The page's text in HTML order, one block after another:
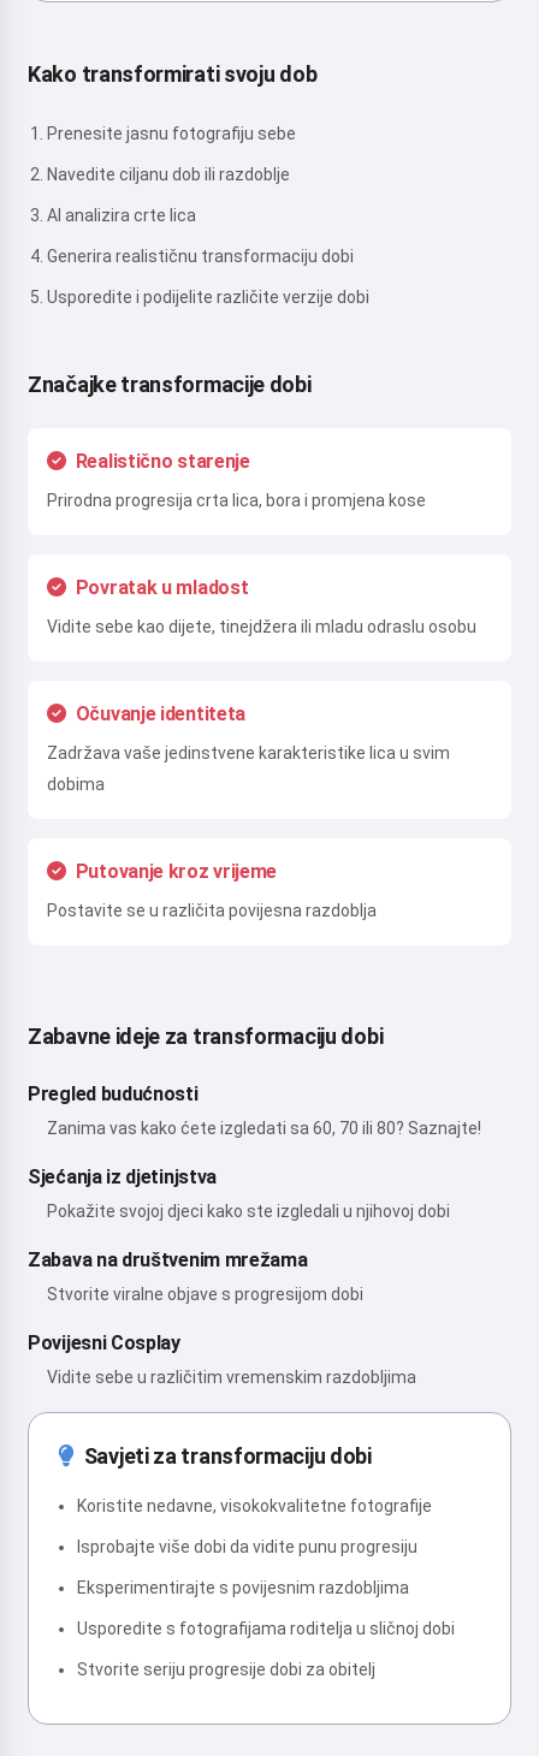
Kako transformirati svoju dob
Prenesite jasnu fotografiju sebe
Navedite ciljanu dob ili razdoblje
AI analizira crte lica
Generira realističnu transformaciju dobi
Usporedite i podijelite različite verzije dobi
Značajke transformacije dobi
Realistično starenje
Prirodna progresija crta lica, bora i promjena kose
Povratak u mladost
Vidite sebe kao dijete, tinejdžera ili mladu odraslu osobu
Očuvanje identiteta
Zadržava vaše jedinstvene karakteristike lica u svim
dobima
Putovanje kroz vrijeme
Postavite se u različita povijesna razdoblja
Zabavne ideje za transformaciju dobi
Pregled budućnosti
Zanima vas kako ćete izgledati sa 60, 70 ili 80? Saznajte!
Sjećanja iz djetinjstva
Pokažite svojoj djeci kako ste izgledali u njihovoj dobi
Zabava na društvenim mrežama
Stvorite viralne objave s progresijom dobi
Povijesni Cosplay
Vidite sebe u različitim vremenskim razdobljima
Savjeti za transformaciju dobi
Koristite nedavne, visokokvalitetne fotografije
Isprobajte više dobi da vidite punu progresiju
Eksperimentirajte s povijesnim razdobljima
Usporedite s fotografijama roditelja u sličnoj dobi
Stvorite seriju progresije dobi za obitelj